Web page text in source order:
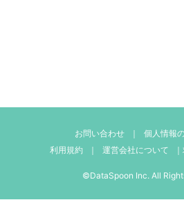
お問い合わせ ｜
個人情報
利用規約
｜ 運営会社について ｜
©DataSpoon Inc. All